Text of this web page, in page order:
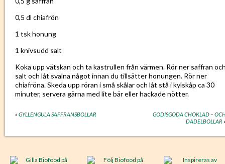
0,5 dl chiafrön
1 tsk honung
1 knivsudd salt
Koka upp vätskan och ta kastrullen från värmen. Rör ner saffran
salt och låt svalna något innan du tillsätter honungen. Rör ner
chiafröna. Skeda upp röran i små skålar och låt stå i kylskåp ca 30
minuter, servera gärna med lite bär eller hackade nötter.
« GYLLENGULA SAFFRANSBOLLAR
GODISGODA CHOKLAD –
DADELBOLLAR